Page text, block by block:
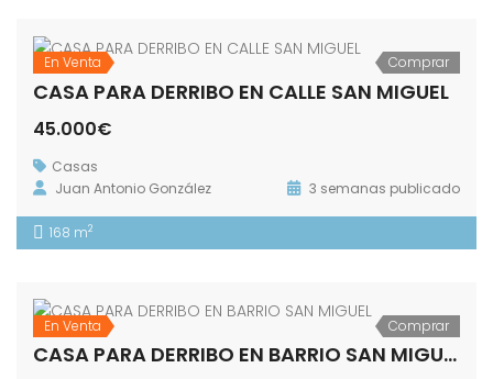
En Venta Comprar
CASA PARA DERRIBO EN CALLE SAN MIGUEL
45.000€
Casas
Juan Antonio González
3 semanas publicado
168 m2
En Venta Comprar
CASA PARA DERRIBO EN BARRIO SAN MIGUEL